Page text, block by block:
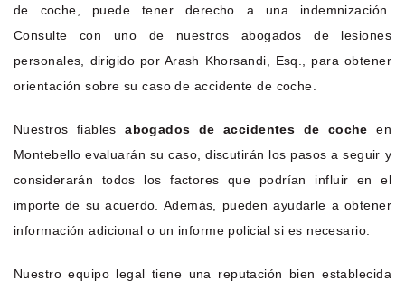
de coche, puede tener derecho a una indemnización.
Consulte con uno de nuestros abogados de lesiones
personales, dirigido por Arash Khorsandi, Esq., para obtener
orientación sobre su caso de accidente de coche.
Nuestros fiablesabogados de accidentes de coche en
Montebello evaluarán su caso, discutirán los pasos a seguir y
considerarán todos los factores que podrían influir en el
importe de su acuerdo. Además, pueden ayudarle a obtener
información adicional o un informe policial si es necesario.
Nuestro equipo legal tiene una reputación bien establecida